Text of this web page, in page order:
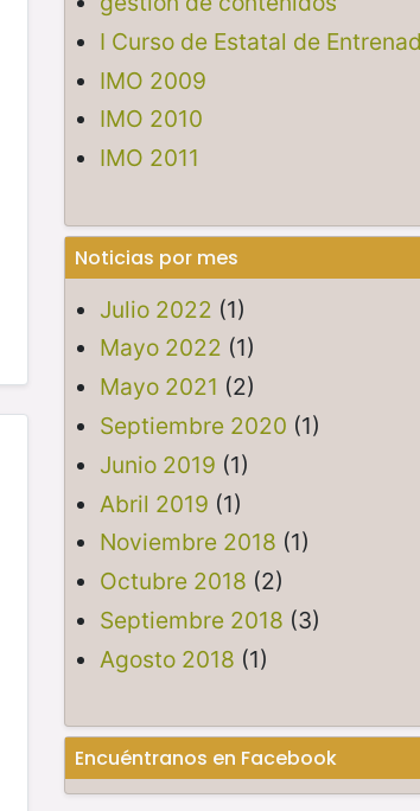
I Curso de Estatal de
IMO 2009
IMO 2010
IMO 2011
Noticias por mes
Julio 2022 (1)
Mayo 2022 (1)
Mayo 2021 (2)
Septiembre 2020 (1)
Junio 2019 (1)
Abril 2019 (1)
Noviembre 2018 (1)
Octubre 2018 (2)
Septiembre 2018 (3)
Agosto 2018 (1)
Encuéntranos en Facebook